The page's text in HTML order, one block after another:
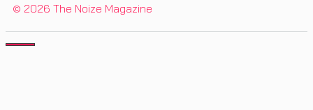
© 2026 The Noize Magazine
CLOSE